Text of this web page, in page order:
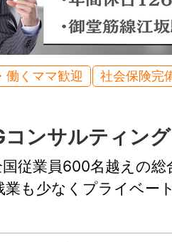
働くママ歓迎
社会保険完
コンサルティング
従業員600名越えの総
も少なくプライベー